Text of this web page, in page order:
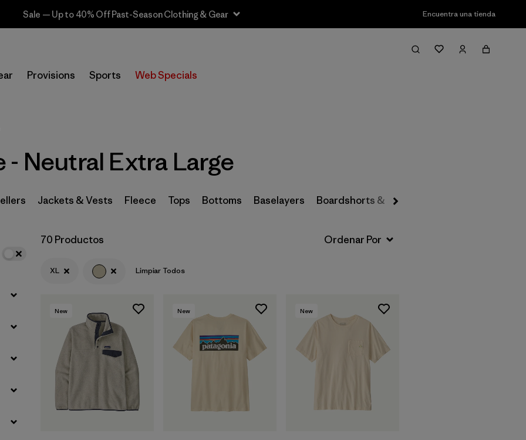
Sale — Up to 40% Off Past-Season Clothing & Gear Encuentra una tienda
Provisions Sports Web Specials
Filter & Sort
Selecciona una tienda
Filtrar por
Size 1
Filtrar por
Fit
Filtrar por
Features
Filtrar por
Materials & Fabric
- Neutral Extra Large
Jackets & Vests Fleece Tops Bottoms Baselayers Boardshorts & Rashguards
70 Productos
XL Limpiar Todos
New New New